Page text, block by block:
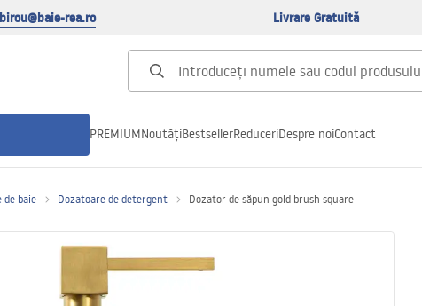
birou@baie-rea.ro Livrare Gratuită
dus
PREMIUMNoutățiBestsellerReduceriDespre noiContact
de baie Dozatoare de detergent Dozator de săpun gold brush square